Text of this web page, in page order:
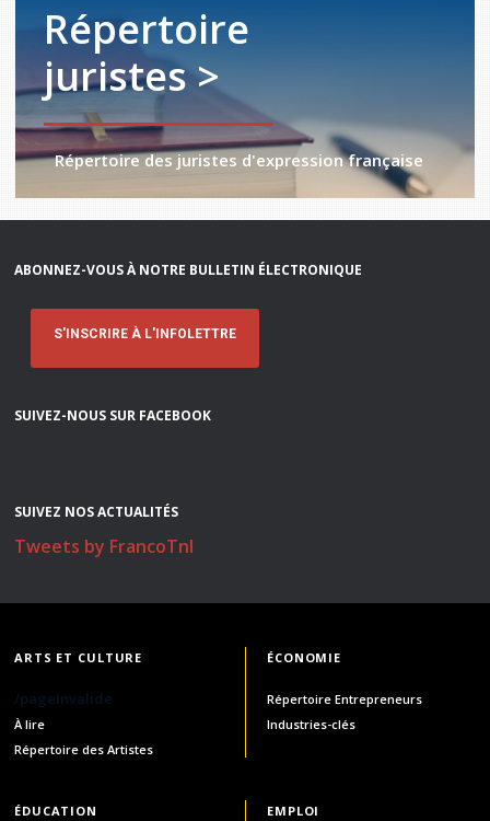
Répertoire
juristes >
Répertoire des juristes d'expression française
ABONNEZ-VOUS À NOTRE BULLETIN ÉLECTRONIQUE
S'INSCRIRE À L'INFOLETTRE
SUIVEZ-NOUS SUR FACEBOOK
SUIVEZ NOS ACTUALITÉS
Tweets by FrancoTnl
ARTS ET CULTURE
/pageInvalide
À lire
Répertoire des Artistes
ÉCONOMIE
Répertoire Entrepreneurs
Industries-clés
ÉDUCATION EMPLOI